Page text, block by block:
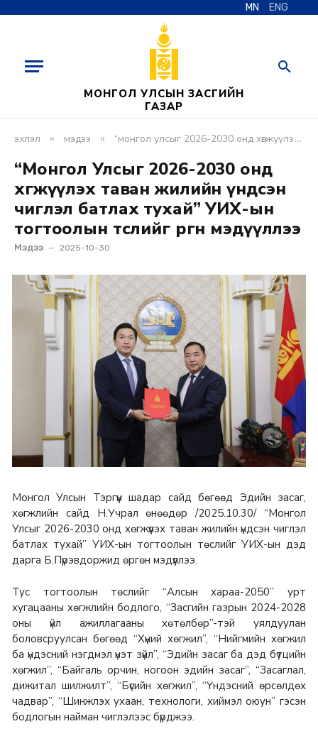
MN ENG
МОНГОЛ УЛСЫН ЗАСГИЙН
ГАЗАР
эхлэл » мэдээ » “монгол улсыг 2026-2030 онд хөгжүүлэх таван жилийн үндсэн чиглэл батлах тухай” уих-ын тогтоолын төслийг өргөн мэдүүллээ
“Монгол Улсыг 2026-2030 онд
хөгжүүлэх таван жилийн үндсэн
чиглэл батлах тухай” УИХ-ын
тогтоолын төслийг өргөн мэдүүллээ
Мэдээ 2025-10-30
Монгол Улсын Тэргүүн шадар сайд бөгөөд Эдийн засаг,
хөгжлийн сайд Н.Учрал өнөөдөр /2025.10.30/ “Монгол
Улсыг 2026-2030 онд хөгжүүлэх таван жилийн үндсэн чиглэл
батлах тухай” УИХ-ын тогтоолын төслийг УИХ-ын дэд
дарга Б.Пүрэвдоржид өргөн мэдүүллээ.
Тус тогтоолын төслийг “Алсын хараа-2050” урт
хугацааны хөгжлийн бодлого, “Засгийн газрын 2024-2028
оны үйл ажиллагааны хөтөлбөр”-тэй уялдуулан
боловсруулсан бөгөөд “Хүний хөгжил”, “Нийгмийн хөгжил
ба үндэсний нэгдмэл үнэт зүйл”, “Эдийн засаг ба дэд бүтцийн
хөгжил”, “Байгаль орчин, ногоон эдийн засаг”, “Засаглал,
дижитал шилжилт”, “Бүсийн хөгжил”, “Үндэсний өрсөлдөх
чадвар”, “Шинжлэх ухаан, технологи, хиймэл оюун” гэсэн
бодлогын найман чиглэлээс бүрджээ.